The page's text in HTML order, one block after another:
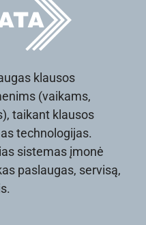
klausos
(vaikams,
taikant klausos
technologijas.
sistemas įmonė
paslaugas, servisą,